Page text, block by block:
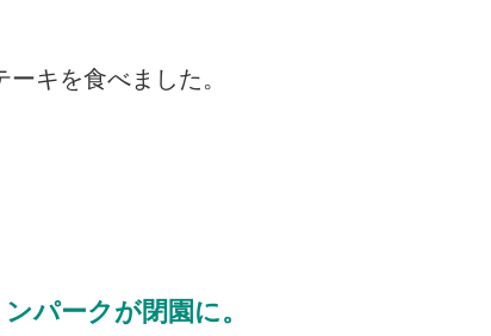
キを食べました。
パークが閉園に。